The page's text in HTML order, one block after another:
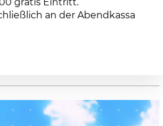
gratis Eintritt.
an der Abendkassa